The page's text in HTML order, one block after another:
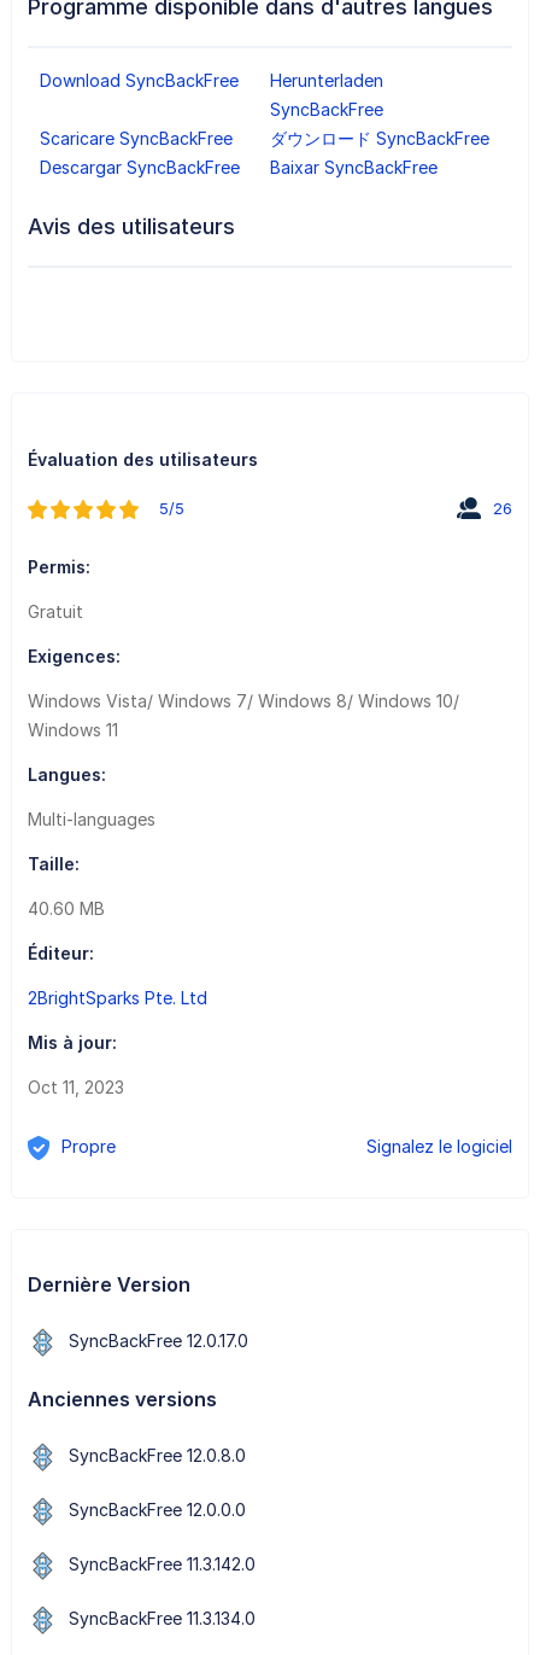
Programme disponible dans d'autres langues
Download SyncBackFree
Herunterladen
SyncBackFree
Scaricare SyncBackFree
ダウンロード SyncBackFree
Descargar SyncBackFree
Baixar SyncBackFree
Avis des utilisateurs
Évaluation des utilisateurs
5/5 26
Permis:
Gratuit
Exigences:
Windows Vista/ Windows 7/ Windows 8/ Windows 10/
Windows 11
Langues:
Multi-languages
Taille:
40.60 MB
Éditeur:
2BrightSparks Pte. Ltd
Mis à jour:
Oct 11, 2023
Propre Signalez le logiciel
Dernière Version
SyncBackFree 12.0.17.0
Anciennes versions
SyncBackFree 12.0.8.0
SyncBackFree 12.0.0.0
SyncBackFree 11.3.142.0
SyncBackFree 11.3.134.0